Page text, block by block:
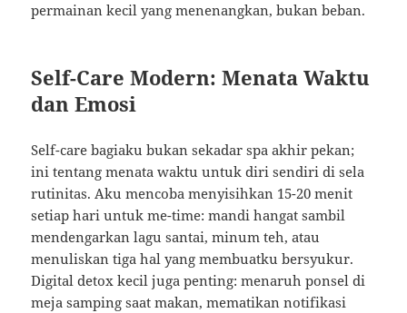
permainan kecil yang menenangkan, bukan beban.
Self-Care Modern: Menata Waktu
dan Emosi
Self-care bagiaku bukan sekadar spa akhir pekan;
ini tentang menata waktu untuk diri sendiri di sela
rutinitas. Aku mencoba menyisihkan 15-20 menit
setiap hari untuk me-time: mandi hangat sambil
mendengarkan lagu santai, minum teh, atau
menuliskan tiga hal yang membuatku bersyukur.
Digital detox kecil juga penting: menaruh ponsel di
meja samping saat makan, mematikan notifikasi